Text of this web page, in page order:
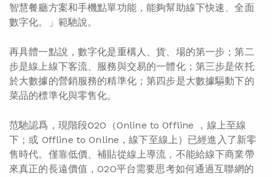
智慧餐廳方案和手機點單功能，能夠幫助線下快速、全面
數字化。」範馳說。
再具體一點說，數字化是重構人、貨、場的第一步；第二
步是線上線下客流、服務與交易的一體化；第三步是依托
於大數據的營銷服務的精準化；第四步是大數據驅動下的
菜品的標準化與零售化。
范馳認爲，現階段O2O（Online to Offline ，線上至線
下；或 Offline to Online，線下至線上）已經進入了新零
售時代。僅靠低價、補貼從線上導流，不能給線下商業帶
來真正的長遠價值，O2O平台需要思考如何通過互聯網的